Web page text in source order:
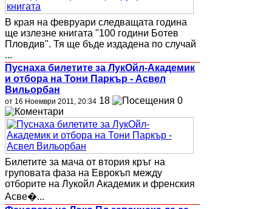
В края на февруари следващата година
ще излезне книгата "100 години Ботев
Пловдив". Тя ще бъде издадена по случай
...
Пуснаха билетите за ЛукОйл-Академик
и отбора на Тони Паркър - Асвел
Вильорбан
от 16 Ноември 2011, 20:34 18 0
Билетите за мача от втория кръг на
груповата фаза на Еврокъп между
отборите на Лукойл Академик и френския
Асве�...